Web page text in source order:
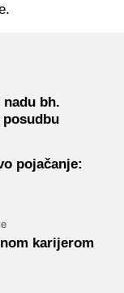
bh.
posudbu
pojačanje:
karijerom